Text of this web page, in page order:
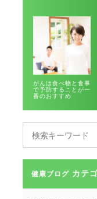
がんは食べ物と食事
で予防することが一
番のおすすめ
健康ブログ カテ